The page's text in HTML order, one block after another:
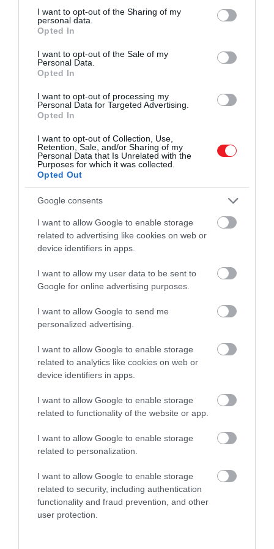
not limited to your visit or usage behaviour. You may click to
grant or deny consent to Google and its third-party tags to
use your data for below specified purposes in below Google
consent section.
I want to opt-out of the Sharing of my
personal data.
Opted In
I want to opt-out of the Sale of my
Personal Data.
Opted In
I want to opt-out of processing my
Personal Data for Targeted Advertising.
Opted In
I want to opt-out of Collection, Use,
Retention, Sale, and/or Sharing of my
Personal Data that Is Unrelated with the
Purposes for which it was collected.
Opted Out
Google consents
I want to allow Google to enable storage
related to advertising like cookies on web or
device identifiers in apps.
I want to allow my user data to be sent to
Google for online advertising purposes.
I want to allow Google to send me
personalized advertising.
I want to allow Google to enable storage
related to analytics like cookies on web or
device identifiers in apps.
I want to allow Google to enable storage
related to functionality of the website or app.
I want to allow Google to enable storage
related to personalization.
I want to allow Google to enable storage
related to security, including authentication
functionality and fraud prevention, and other
user protection.
A bejegyzés megtekintése az Instagramon
Miért fontos a felfedezés?
A kutatókat az lepte meg leginkább
, hogy a faj a
vártnál több helyen bukkant fel. Ez nem teszi
gyakorivá, de árnyalja azt a képet, hogy szinte
kameracsapdák alapján egyes területeken
15 egyed élhet 100 négyzetkilométeren
A felfedezés természetvédelmi szempontbólis
fontos. A kisfülű kutya jelenleg a
fenyegetett, vagyis a veszélyeztetettséghez közeli
kategóriában szerepel. Saját nemének egyetlen élő
faja, rokonai között pedig több különös dél-amerikai